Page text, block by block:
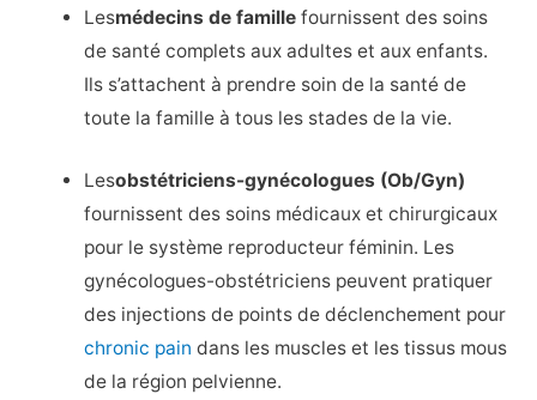
Lesmédecins de famillefournissent des soins
de santé complets aux adultes et aux enfants.
Ils s’attachent à prendre soin de la santé de
toute la famille à tous les stades de la vie.
Lesobstétriciens-gynécologues (Ob/Gyn)
fournissent des soins médicaux et chirurgicaux
pour le système reproducteur féminin. Les
gynécologues-obstétriciens peuvent pratiquer
des injections de points de déclenchement pour
chronic pain dans les muscles et les tissus mous
de la région pelvienne.